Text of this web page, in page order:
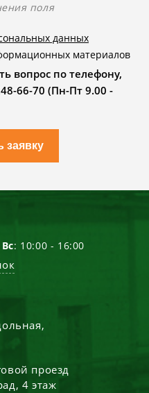
поля
данных
материалов
вопрос по телефону,
66-70 (Пн-Пт 9.00 -
заявку
: 10:00 - 16:00
проезд
4 этаж